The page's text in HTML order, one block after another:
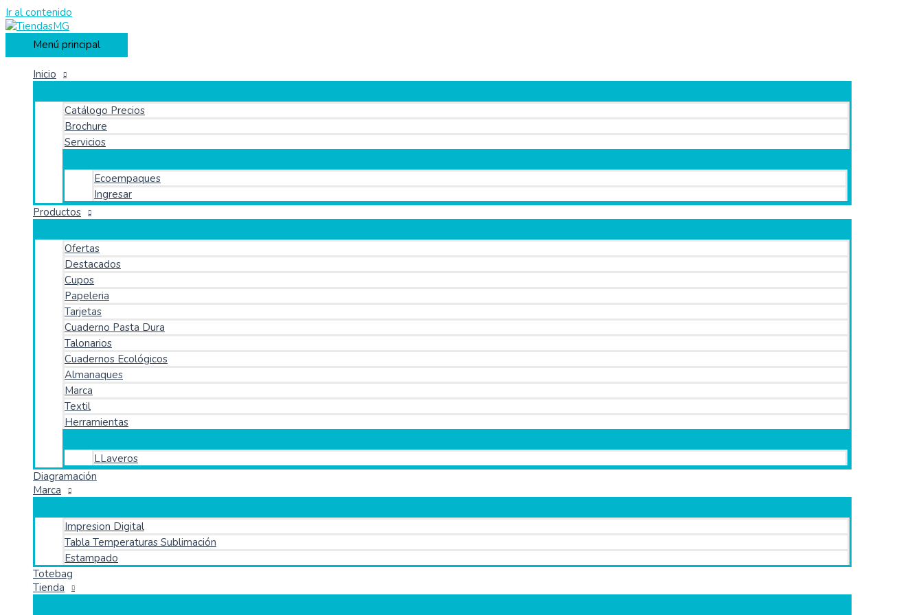
Ir al contenido
Menú principal
Inicio
Catálogo Precios
Brochure
Servicios
Ecoempaques
Ingresar
Productos
Ofertas
Destacados
Cupos
Papeleria
Tarjetas
Cuaderno Pasta Dura
Talonarios
Cuadernos Ecológicos
Almanaques
Marca
Textil
Herramientas
LLaveros
Diagramación
Marca
Impresion Digital
Tabla Temperaturas Sublimación
Estampado
Totebag
Tienda